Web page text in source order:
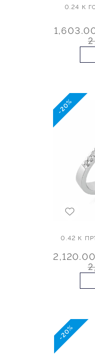
0.24 К
-20%
0.42 К
-20%